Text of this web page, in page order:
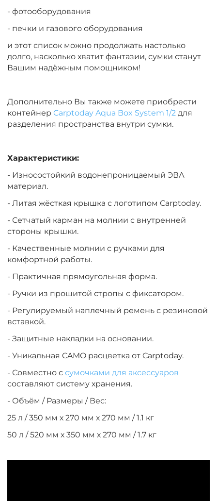
- фотооборудования
- печки и газового оборудования
и этот список можно продолжать настолько
долго, насколько хватит фантазии, сумки станут
Вашим надёжным помощником!
Дополнительно Вы также можете приобрести
контейнер Carptoday Aqua Box System 1/2 для
разделения пространства внутри сумки.
Характеристики:
- Износостойкий водонепроницаемый ЭВА
материал.
- Литая жёсткая крышка с логотипом Carptoday.
- Сетчатый карман на молнии с внутренней
стороны крышки.
- Качественные молнии с ручками для
комфортной работы.
- Практичная прямоугольная форма.
- Ручки из прошитой стропы с фиксатором.
- Регулируемый наплечный ремень с резиновой
вставкой.
- Защитные накладки на основании.
- Уникальная CAMO расцветка от Carptoday.
- Совместно с сумочками для аксессуаров
составляют систему хранения.
- Объём / Размеры / Вес:
25 л / 350 мм х 270 мм х 270 мм / 1.1 кг
50 л / 520 мм х 350 мм х 270 мм / 1.7 кг